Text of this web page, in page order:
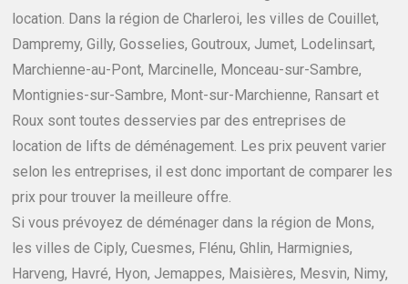
location. Dans la région de Charleroi, les villes de Couillet,
Dampremy, Gilly, Gosselies, Goutroux, Jumet, Lodelinsart,
Marchienne-au-Pont, Marcinelle, Monceau-sur-Sambre,
Montignies-sur-Sambre, Mont-sur-Marchienne, Ransart et
Roux sont toutes desservies par des entreprises de
location de lifts de déménagement. Les prix peuvent varier
selon les entreprises, il est donc important de comparer les
prix pour trouver la meilleure offre.
Si vous prévoyez de déménager dans la région de Mons,
les villes de Ciply, Cuesmes, Flénu, Ghlin, Harmignies,
Harveng, Havré, Hyon, Jemappes, Maisières, Mesvin, Nimy,